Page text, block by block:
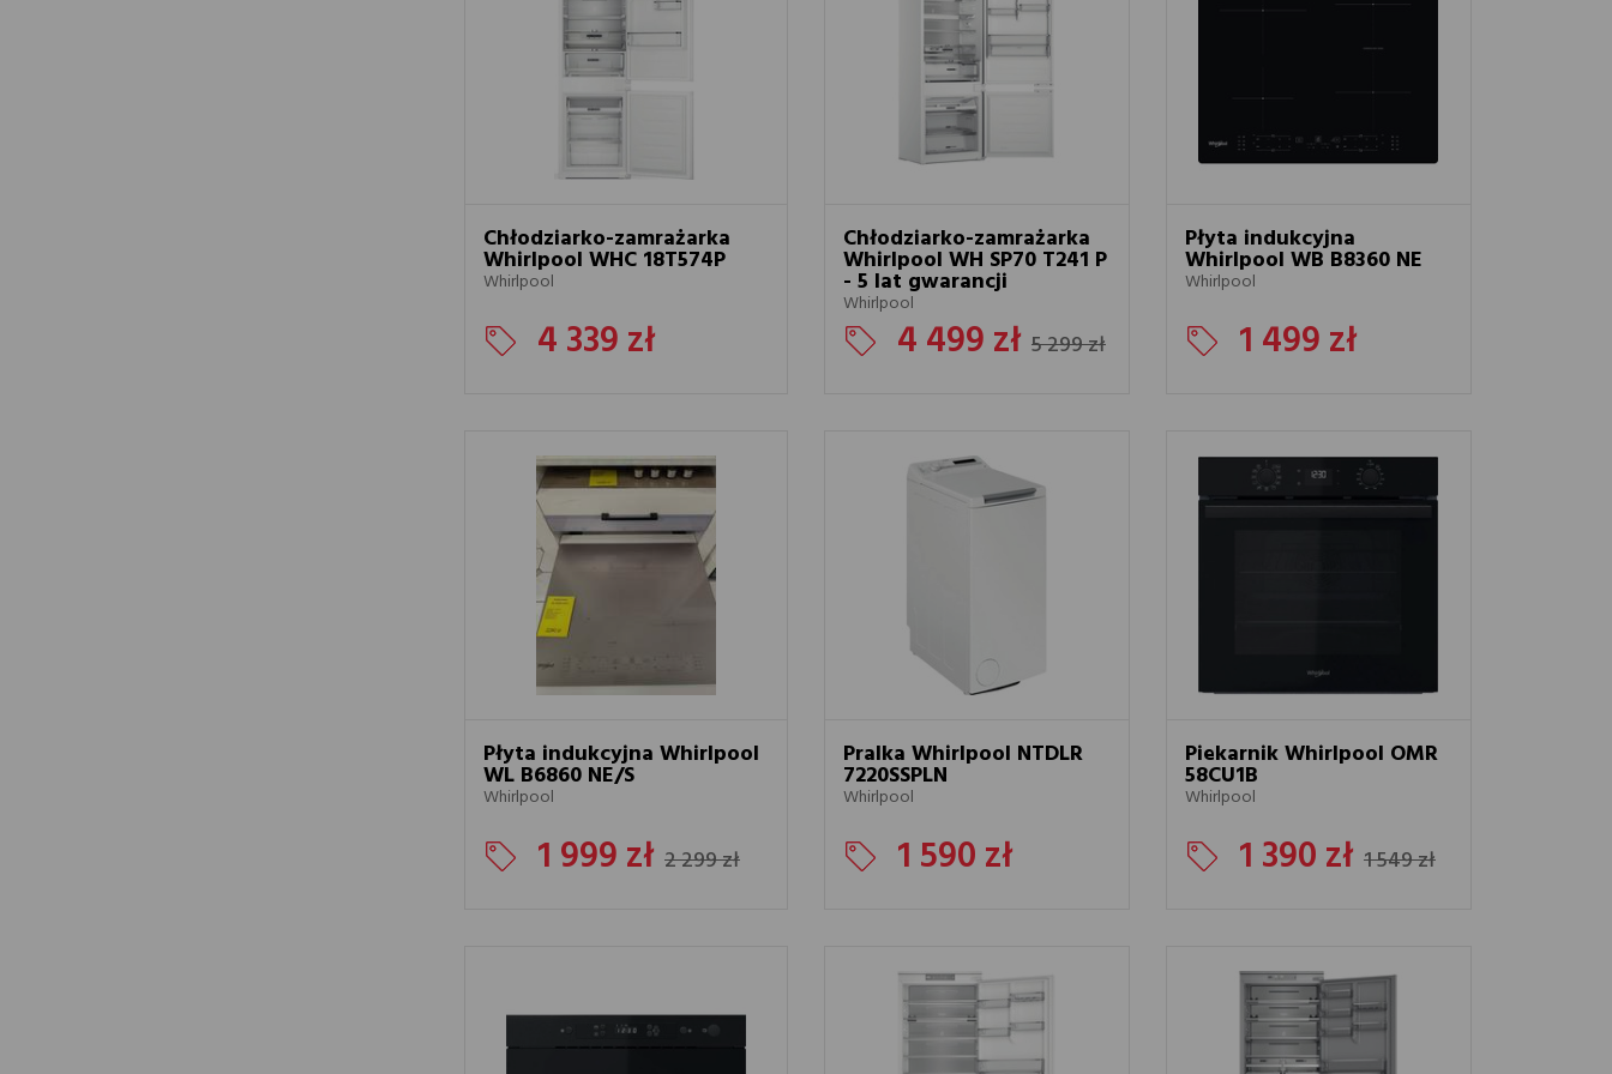
oraz innych dostawców usług. Firmy te działają w charakterze pośredników prezentujących nasze
treści w postaci wiadomości, ofert, komunikatów mediów społecznościowych.
Chłodziarko-zamrażarka
Whirlpool WHC 18T574P
Whirlpool
4 339 zł
Chłodziarko-zamrażarka
Whirlpool WH SP70 T241 P
- 5 lat gwarancji
Whirlpool
4 499 zł 5 299 zł
Płyta indukcyjna
Whirlpool WB B8360 NE
Whirlpool
1 499 zł
Płyta indukcyjna Whirlpool
WL B6860 NE/S
Whirlpool
1 999 zł 2 299 zł
Pralka Whirlpool NTDLR
7220SSPLN
Whirlpool
1 590 zł
Piekarnik Whirlpool OMR
58CU1B
Whirlpool
1 390 zł 1 549 zł